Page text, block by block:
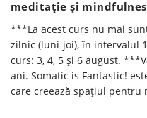
meditație și
***La acest curs nu mai
zilnic (luni-joi), în intervalul
curs: 3, 4, 5 și 6 august.
ani. Somatic is Fantastic!
care creează spațiul pentru